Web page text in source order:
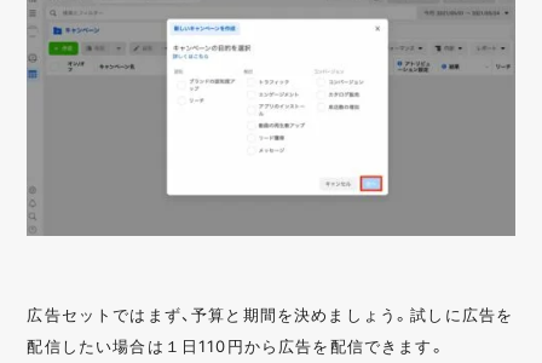
広告セットではまず、予算と期間を決めましょう。試しに広告を
配信したい場合は１日110円から広告を配信できます。